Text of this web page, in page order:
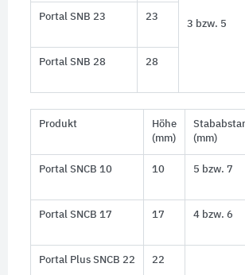
3 bzw. 5
Portal SNB 23 23
Portal SNB 28 28
Produkt
Höhe
(mm)
(mm)
Portal SNCB 10 10 5 bzw. 7
Portal SNCB 17 17 4 bzw. 6
Portal Plus SNCB 22 22